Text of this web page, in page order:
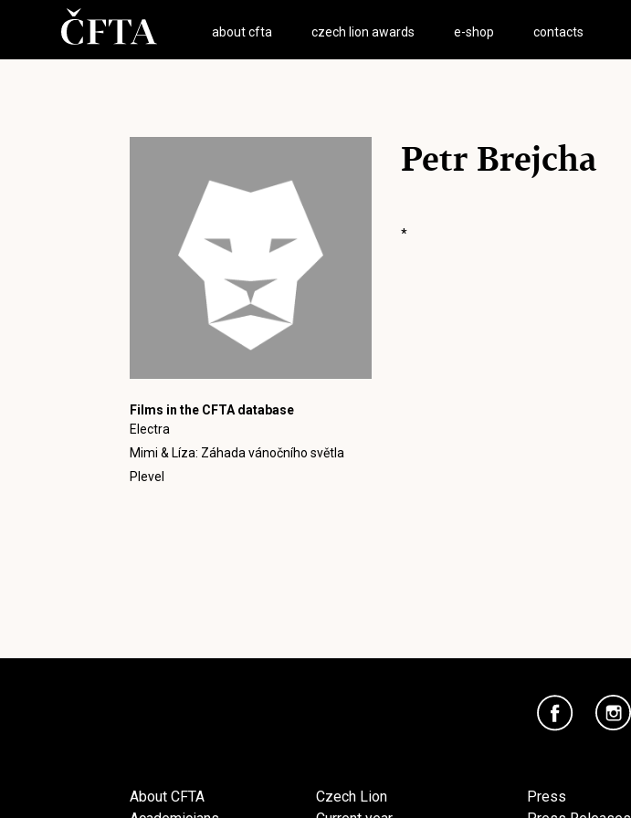
about cfta czech lion awards e-shop contacts
Films in the CFTA database
Electra
Mimi & Líza: Záhada vánočního světla
Plevel
Petr Brejcha
*
About CFTA
Czech Lion
Press